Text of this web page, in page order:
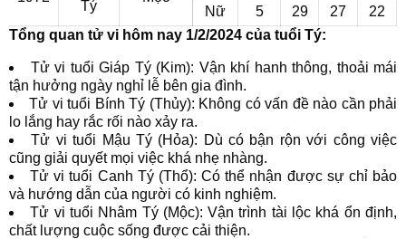
Tý
Nữ
5 29 27
22
Tổng quan tử vi hôm nay 1/2/2024 của tuổi Tý:
Tử vi tuổi Giáp Tý (Kim): Vận khí hanh thông, thoải mái
tận hưởng ngày nghỉ lễ bên gia đình.
Tử vi tuổi Bính Tý (Thủy): Không có vấn đề nào cần phải
lo lắng hay rắc rối nào xảy ra.
Tử vi tuổi Mậu Tý (Hỏa): Dù có bận rộn với công việc
cũng giải quyết mọi việc khá nhẹ nhàng.
Tử vi tuổi Canh Tý (Thổ): Có thể nhận được sự chỉ bảo
và hướng dẫn của người có kinh nghiệm.
Tử vi tuổi Nhâm Tý (Mộc): Vận trình tài lộc khá ổn định,
chất lượng cuộc sống được cải thiện.